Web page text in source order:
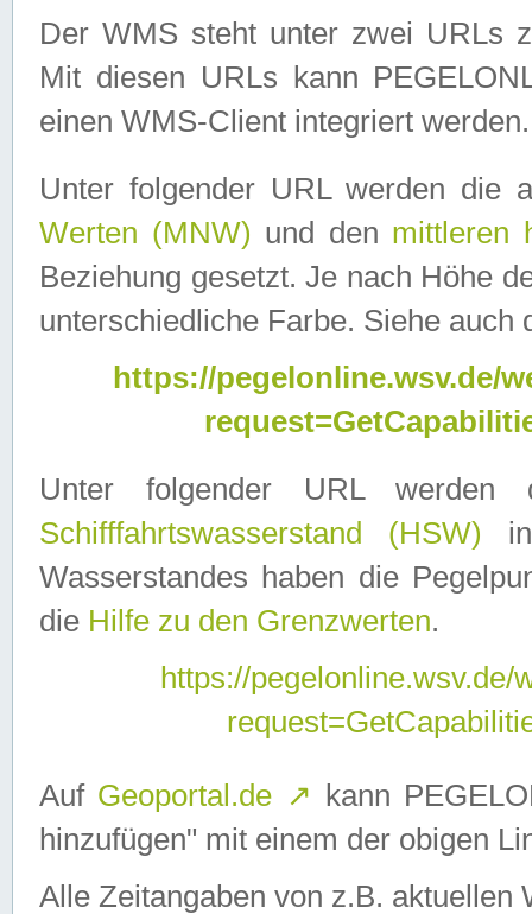
Der WMS steht unter zwei URLs
Mit diesen URLs kann
einen WMS-Client integriert werden.
Unter folgender URL werden die
Werten (MNW) und den mittleren
Beziehung gesetzt. Je nach Höhe
unterschiedliche Farbe. Siehe auch
https://pegelonline.wsv.de/
Unter folgender URL
Schifffahrtswasserstand (HSW)
Wasserstandes haben die
die Hilfe zu den Grenzwerten.
https://
Auf Geoportal.de ↗ kann
hinzufügen" mit einem der obigen
Alle Zeitangaben von z.B. aktuellen